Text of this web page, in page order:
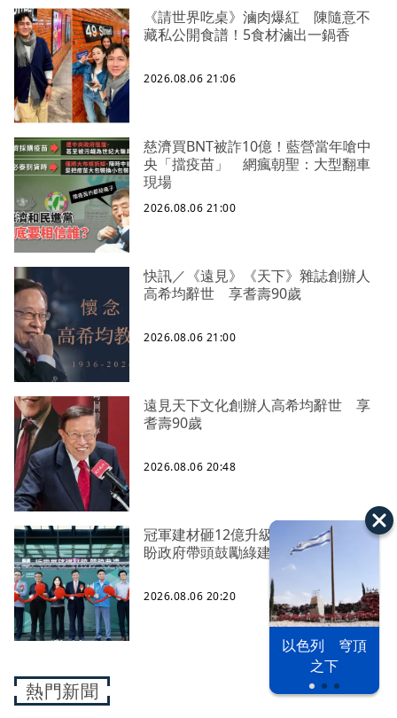
以色列 穹頂
之下
《請世界吃桌》滷肉爆紅 陳隨意不
藏私公開食譜！5食材滷出一鍋香
2026.08.06 21:06
慈濟買BNT被詐10億！藍營當年嗆中
央「擋疫苗」 網瘋朝聖：大型翻車
現場
2026.08.06 21:00
快訊／《遠見》《天下》雜誌創辦人
高希均辭世 享耆壽90歲
2026.08.06 21:00
遠見天下文化創辦人高希均辭世 享
耆壽90歲
2026.08.06 20:48
冠軍建材砸12億升級窯線抗房市寒冬
盼政府帶頭鼓勵綠建材
2026.08.06 20:20
熱門新聞